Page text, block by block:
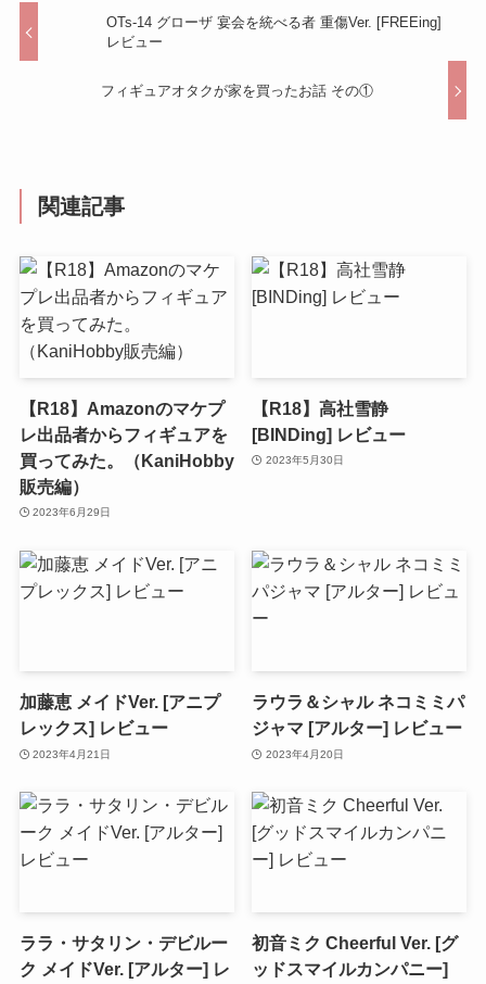
OTs-14 グローザ 宴会を統べる者 重傷Ver. [FREEing]
レビュー
フィギュアオタクが家を買ったお話 その①
関連記事
【R18】Amazonのマケプ
レ出品者からフィギュアを
買ってみた。（KaniHobby
販売編）
2023年6月29日
【R18】高社雪静
[BINDing] レビュー
2023年5月30日
加藤恵 メイドVer. [アニプ
レックス] レビュー
2023年4月21日
ラウラ＆シャル ネコミミパ
ジャマ [アルター] レビュー
2023年4月20日
ララ・サタリン・デビルー
ク メイドVer. [アルター] レ
初音ミク Cheerful Ver. [グ
ッドスマイルカンパニー]